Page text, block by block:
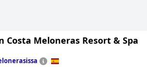
Costa Meloneras Resort & Spa